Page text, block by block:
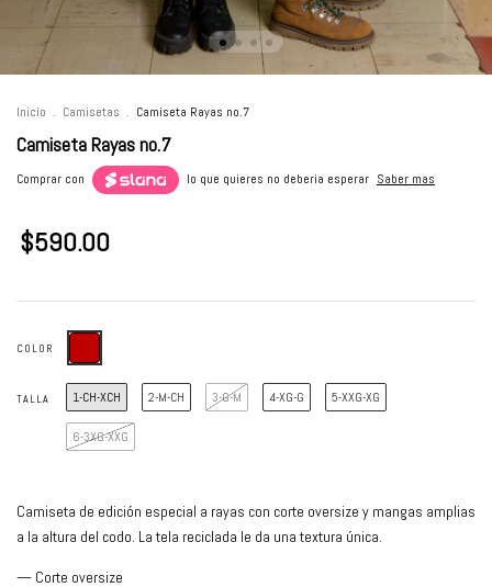
Inicio . Camisetas . Camiseta Rayas no.7
Camiseta Rayas no.7
Comprar con lo que quieres no deberia esperar Saber mas
$590.00
COLOR
TALLA 1-CH-XCH 2-M-CH 3-G-M 4-XG-G 5-XXG-XG
6-3XG-XXG
Camiseta de edición especial a rayas con corte oversize y mangas amplias
a la altura del codo. La tela reciclada le da una textura única.
— Corte oversize